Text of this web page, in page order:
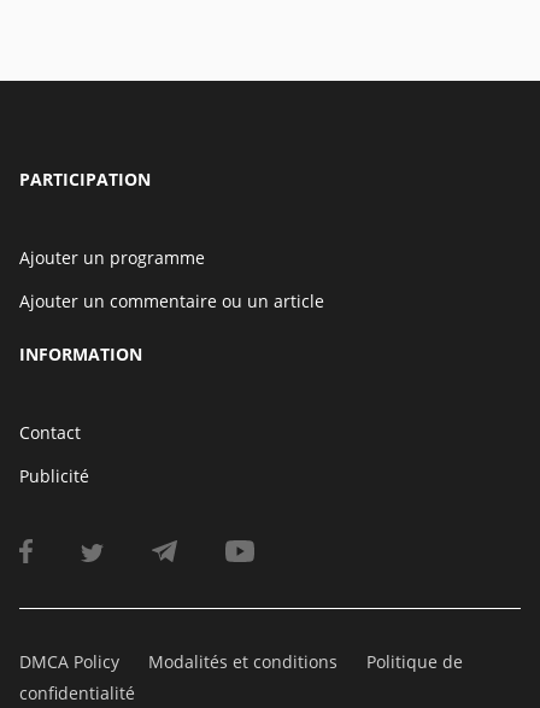
PARTICIPATION
Ajouter un programme
Ajouter un commentaire ou un article
INFORMATION
Contact
Publicité
DMCA Policy Modalités et conditions
Politique de
confidentialité